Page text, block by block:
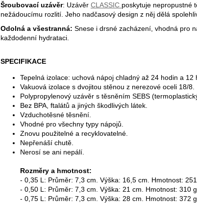
Šroubovací uzávěr: Uzávěr CLASSIC poskytuje nepropustné
nežádoucímu rozlití. Jeho nadčasový design z něj dělá
Odolná a všestranná: Snese i drsné zacházení, vhodná pro
každodenní hydrataci.
SPECIFIKACE
Tepelná izolace: uchová nápoj chladný až 24 hodin a 12
Vakuová izolace s dvojitou stěnou z nerezové oceli 18/8.
Polypropylenový uzávěr s těsněním SEBS
Bez BPA, ftalátů a jiných škodlivých látek.
Vzduchotěsné těsnění.
Vhodné pro všechny typy nápojů.
Znovu použitelné a recyklovatelné.
Nepřenáší chutě.
Nerosí se ani nepálí.
Rozměry a hmotnost:
- 0,35 L: Průměr: 7,3 cm. Výška: 16,5 cm. Hmotnost: 251
- 0,50 L: Průměr: 7,3 cm. Výška: 21 cm. Hmotnost: 310 g.
- 0,75 L: Průměr: 7,3 cm. Výška: 28 cm. Hmotnost: 372 g.